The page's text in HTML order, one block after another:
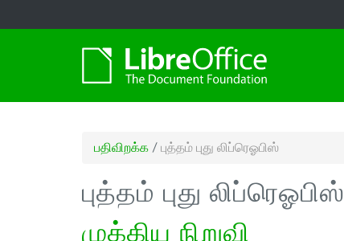
பதிவிறக்க / புத்தம் புது லிப்ரெஓபிஸ்
புத்தம் புது லிப்ரெஓபிஸ்
முக்கிய நிறுவி